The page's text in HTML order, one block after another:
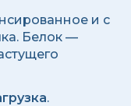
и с
Белок —
.